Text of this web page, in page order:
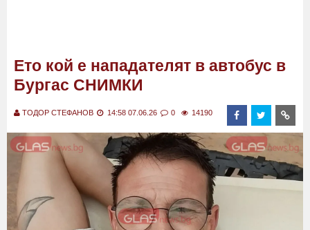
Ето кой е нападателят в автобус в
Бургас СНИМКИ
ТОДОР СТЕФАНОВ 14:58 07.06.26 0 14190